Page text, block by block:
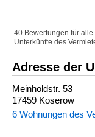
40 Bewertungen für alle
Unterkünfte des
Adresse der
Meinholdstr. 53
17459 Koserow
6 Wohnungen des